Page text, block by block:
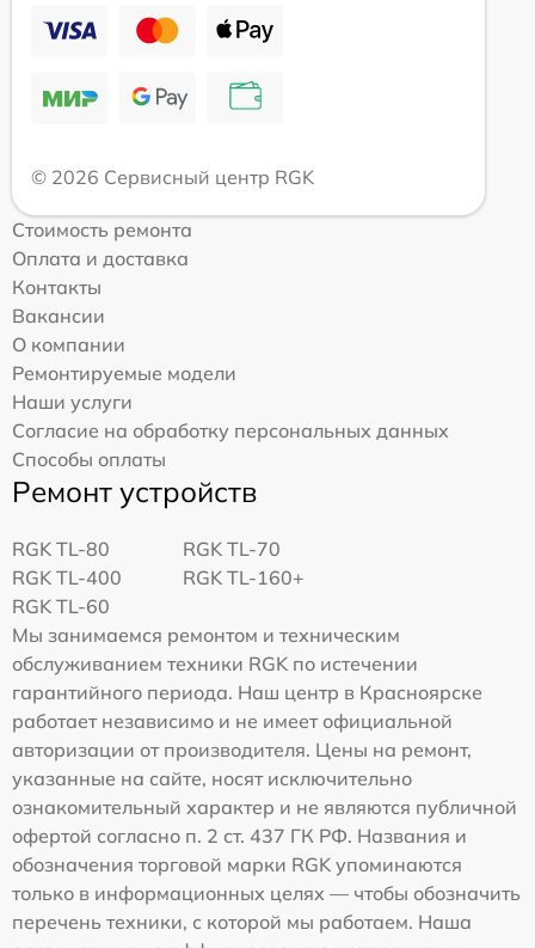
© 2026 Сервисный центр RGK
Стоимость ремонта
Оплата и доставка
Контакты
Вакансии
О компании
Ремонтируемые модели
Наши услуги
Согласие на обработку персональных данных
Способы оплаты
Ремонт устройств
RGK TL-80
RGK TL-70
RGK TL-400
RGK TL-160+
RGK TL-60
Мы занимаемся ремонтом и техническим
обслуживанием техники RGK по истечении
гарантийного периода. Наш центр в Красноярске
работает независимо и не имеет официальной
авторизации от производителя. Цены на ремонт,
указанные на сайте, носят исключительно
ознакомительный характер и не являются публичной
офертой согласно п. 2 ст. 437 ГК РФ. Названия и
обозначения торговой марки RGK упоминаются
только в информационных целях — чтобы обозначить
перечень техники, с которой мы работаем. Наша